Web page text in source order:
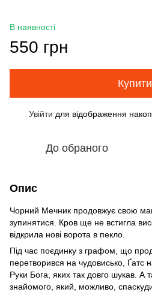
В наявності
550 грн
Купити
Увійти для відображення
До обраного
Опис
Чорний Мечник продовжує свою
зупинятися. Кров ще не встигла
відкрила нові ворота в пекло.
Під час поєдинку з графом, що
перетворився на чудовисько, Ґатс
Руки Бога, яких так довго шукав. А
знайомого, який, можливо,